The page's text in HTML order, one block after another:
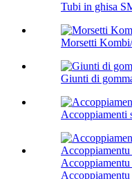
Tubi in ghisa
Morsetti
Giunti di
Accoppiamenti